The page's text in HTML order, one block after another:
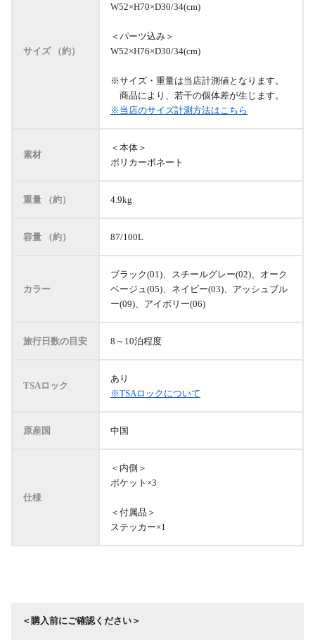
サイズ （約）
W52×H70×D30/34(cm)
＜パーツ込み＞
W52×H76×D30/34(cm)
※サイズ・重量は当店計測値となります。
商品により、若干の個体差が生じます。
※当店のサイズ計測方法はこちら
素材
＜本体＞
ポリカーボネート
重量 （約） 4.9kg
容量 （約） 87/100L
カラー
ブラック(01)、スチールグレー(02)、オーク
ベージュ(05)、ネイビー(03)、アッシュブル
ー(09)、アイボリー(06)
旅行日数の目安 8～10泊程度
TSAロック
あり
※TSAロックについて
原産国 中国
仕様
＜内側＞
ポケット×3
＜付属品＞
ステッカー×1
＜購入前にご確認ください＞